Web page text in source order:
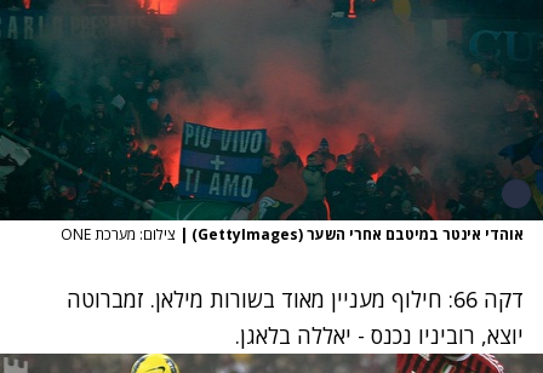
אוהדי אינטר במיטבם אחרי השער (GettyImages) | צילום: מערכת ONE
דקה 66: חילוף מעניין מאוד בשורות מילאן. זמברוטה
יוצא, רוביניו נכנס - יאללה בלאגן.